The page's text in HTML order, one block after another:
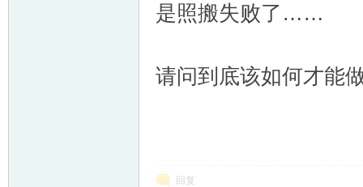
是照搬失败了……
请问到底该如何才能
回复